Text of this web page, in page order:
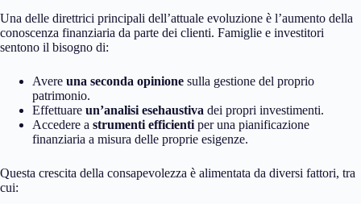
Una delle direttrici principali dell’attuale evoluzione è l’aumento della
conoscenza finanziaria da parte dei clienti. Famiglie e investitori
sentono il bisogno di:
Avere una seconda opinione sulla gestione del proprio
patrimonio.
Effettuare un’analisi esehaustiva dei propri investimenti.
Accedere a strumenti efficienti per una pianificazione
finanziaria a misura delle proprie esigenze.
Questa crescita della consapevolezza è alimentata da diversi fattori, tra
cui: